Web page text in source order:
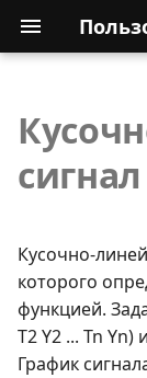
Кусочно-
которого
функцией.
T2 Y2 ... Tn
График